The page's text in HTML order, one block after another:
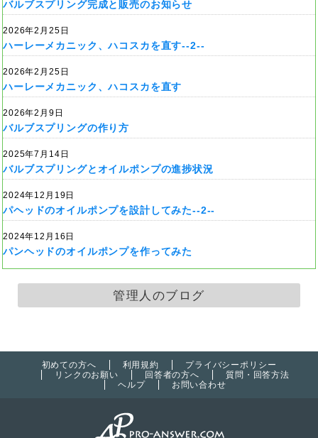
バルブスプリング完成と販売のお知らせ
2026年2月25日
ハーレーメカニック、ハコスカを直す--2--
2026年2月25日
ハーレーメカニック、ハコスカを直す
2026年2月9日
バルブスプリングの作り方
2025年7月14日
バルブスプリングとオイルポンプの進捗状況
2024年12月19日
パヘッドのオイルポンプを設計してみた--2--
2024年12月16日
パンヘッドのオイルポンプを作ってみた
管理人のブログ
初めての方へ 利用規約
プライバシーポリシー
リンクのお願い
回答者の方へ
質問・回答方法
ヘルプ
お問い合わせ